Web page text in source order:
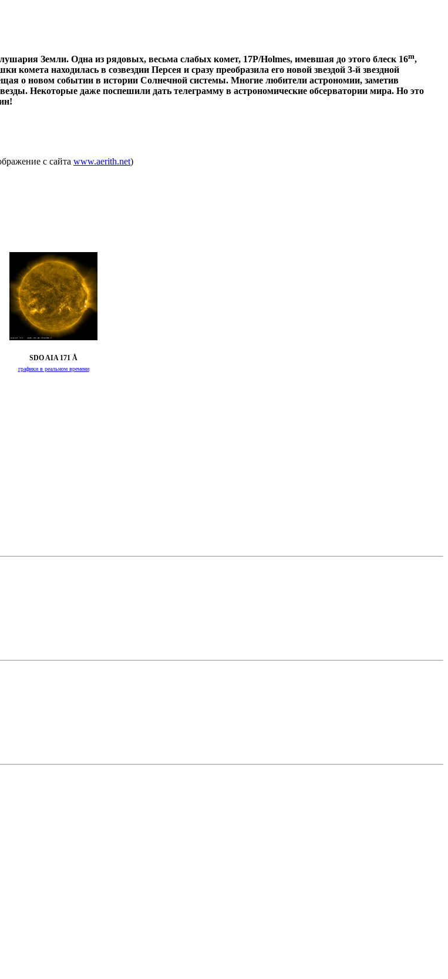
Земли. Одна из рядовых, весьма слабых комет, 17P/Holmes, имевшая до этого блеск 16m,
находилась в созвездии Персея и сразу преобразила его новой звездой 3-й звездной
о новом событии в истории Солнечной системы. Многие любители астрономии, заметив
Некоторые даже поспешили дать телеграмму в астрономические обсерватории мира. Но это
с сайта www.aerith.net)
SDO AIA 171 Å
графики в реальном времени